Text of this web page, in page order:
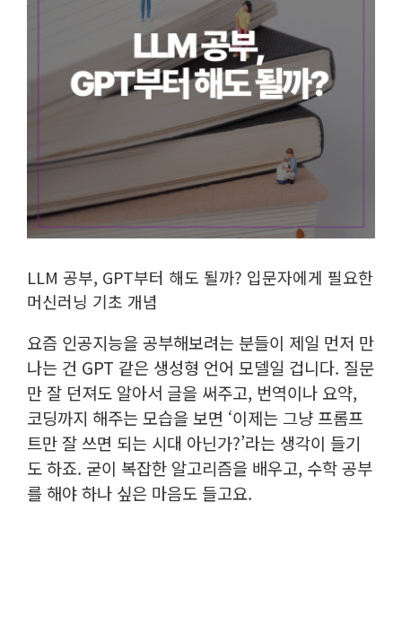
LLM 공부, GPT부터 해도 될까? 입문자에게 필요한
머신러닝 기초 개념
요즘 인공지능을 공부해보려는 분들이 제일 먼저 만
나는 건 GPT 같은 생성형 언어 모델일 겁니다. 질문
만 잘 던져도 알아서 글을 써주고, 번역이나 요약,
코딩까지 해주는 모습을 보면 ‘이제는 그냥 프롬프
트만 잘 쓰면 되는 시대 아닌가?’라는 생각이 들기
도 하죠. 굳이 복잡한 알고리즘을 배우고, 수학 공부
를 해야 하나 싶은 마음도 들고요.